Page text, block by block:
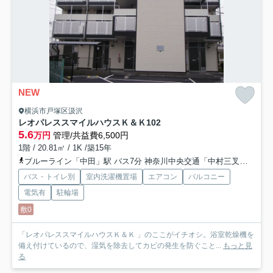
NEW
横浜市戸塚区汲沢
レオパレススマイルハウスＫ＆Ｋ 102
5.6万円 管理/共益費6,500円
1階 / 20.81㎡ / 1K /築15年
ブルーライン「中田」駅 バス7分 神奈川中央交通「中村三叉路」 停歩1分
バス・トイレ別 室内洗濯機置場 エアコン
バルコニー
電気有
駐輪場
敷0
「レオパレススマイルハウスＫ＆Ｋ 」のここがイチオシ。浴室乾燥機を
備え付けているので、湿気を除去してカビの発生を防ぐこと...
もっと見
る